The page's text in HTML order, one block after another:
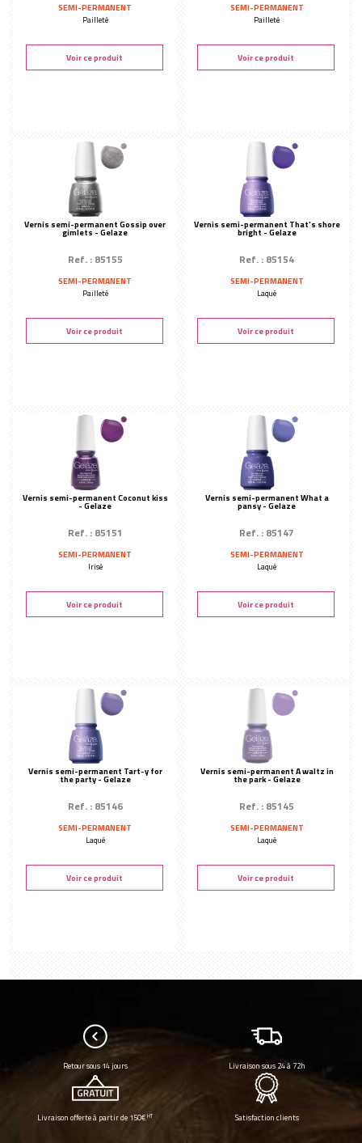
SEMI-PERMANENT
Pailleté
Voir ce produit
SEMI-PERMANENT
Pailleté
Voir ce produit
Vernis semi-permanent Gossip over
gimlets - Gelaze
Ref. : 85155
SEMI-PERMANENT
Pailleté
Voir ce produit
Vernis semi-permanent That's shore
bright - Gelaze
Ref. : 85154
SEMI-PERMANENT
Laqué
Voir ce produit
Vernis semi-permanent Coconut kiss
- Gelaze
Ref. : 85151
SEMI-PERMANENT
Irisé
Voir ce produit
Vernis semi-permanent What a
pansy - Gelaze
Ref. : 85147
SEMI-PERMANENT
Laqué
Voir ce produit
Vernis semi-permanent Tart-y for
the party - Gelaze
Ref. : 85146
SEMI-PERMANENT
Laqué
Voir ce produit
Vernis semi-permanent A waltz in
the park - Gelaze
Ref. : 85145
SEMI-PERMANENT
Laqué
Voir ce produit
Retour sous 14 jours Livraison sous 24 à 72h
Livraison offerte à partir de 150€HT Satisfaction clients